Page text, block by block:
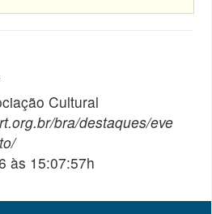
Cultural
bra/destaques/eve
às 15:07:57h